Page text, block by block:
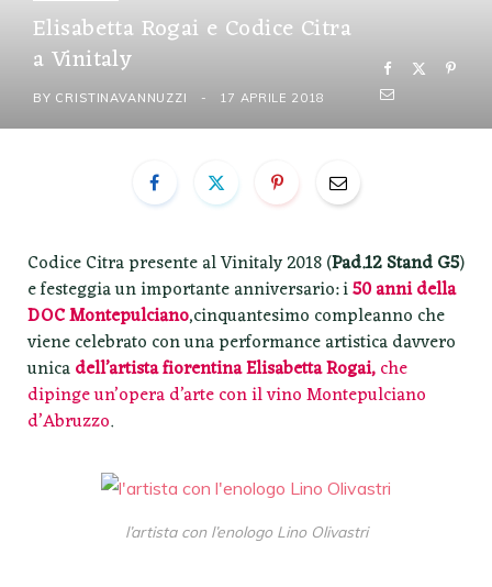
Elisabetta Rogai e Codice Citra
a Vinitaly
BY CRISTINAVANNUZZI 17 APRILE 2018
Codice Citra presente al Vinitaly 2018 (Pad.12 Stand G5)
e festeggia un importante anniversario: i50 anni della
DOC Montepulciano,cinquantesimo compleanno che
viene celebrato con una performance artistica davvero
unicadell’artista fiorentina ElisabettaRogai,che
dipinge un’opera d’arte con il vino Montepulciano
d’Abruzzo.
l’artista con l’enologo Lino Olivastri